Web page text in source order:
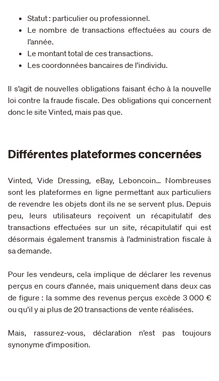
Statut : particulier ou professionnel.
Le nombre de transactions effectuées au cours de
l’année.
Le montant total de ces transactions.
Les coordonnées bancaires de l’individu.
Il s’agit de nouvelles obligations faisant écho à la nouvelle
loi contre la fraude fiscale. Des obligations qui concernent
donc le site Vinted, mais pas que.
Différentes plateformes concernées
Vinted, Vide Dressing, eBay, Leboncoin… Nombreuses
sont les plateformes en ligne permettant aux particuliers
de revendre les objets dont ils ne se servent plus. Depuis
peu, leurs utilisateurs reçoivent un récapitulatif des
transactions effectuées sur un site, récapitulatif qui est
désormais également transmis à l’administration fiscale à
sa demande.
Pour les vendeurs, cela implique de déclarer les revenus
perçus en cours d’année, mais uniquement dans deux cas
de figure : la somme des revenus perçus excède 3 000 €
ou qu’il y ai plus de 20 transactions de vente réalisées.
Mais, rassurez-vous, déclaration n’est pas toujours
synonyme d’imposition.